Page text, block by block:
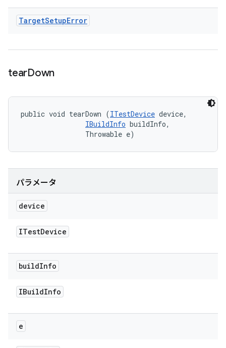
TargetSetupError
tearDown
public void tearDown (ITestDevice device,
IBuildInfo buildInfo,
                Throwable e)
パラメータ
device
ITestDevice
buildInfo
IBuildInfo
e